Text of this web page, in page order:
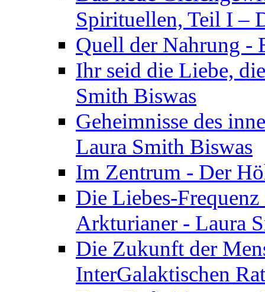
Spirituellen, Teil I –
Quell der Nahrung -
Ihr seid die Liebe,
Smith Biswas
Geheimnisse des
Laura Smith Biswas
Im Zentrum - Der
Die Liebes-
Arkturianer - Laura
Die Zukunft der
InterGalaktischen